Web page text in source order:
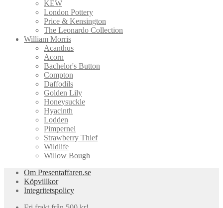
KEW
London Pottery
Price & Kensington
The Leonardo Collection
William Morris
Acanthus
Acorn
Bachelor's Button
Compton
Daffodils
Golden Lily
Honeysuckle
Hyacinth
Lodden
Pimpernel
Strawberry Thief
Wildlife
Willow Bough
Om Presentaffaren.se
Köpvillkor
Integritetspolicy